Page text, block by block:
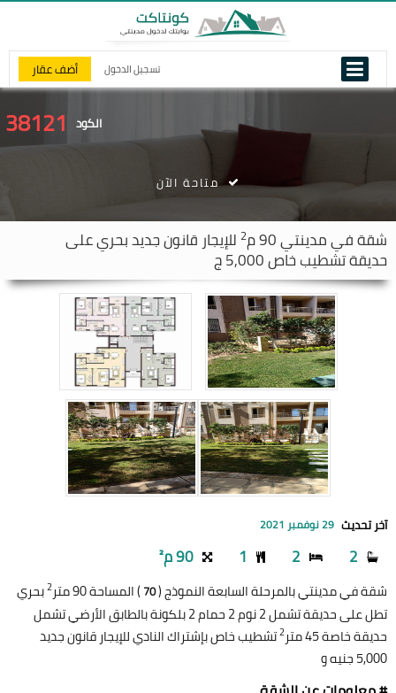
تسجيل الدخول أضف عقار
الكود 38121
شقة فيمدينتي 2 للإيجار قانون جديد بحري على
حديقة تشطيب خاص 5,000 ج
متاحة الآن
آخر تحديث 29 نوفمبر 2021
2
2
1 90 م²
شقة في مدينتي بالمرحلة السابعة النموذج (70) المساحة 90 متر 2بحري
تطل على حديقة تشمل 2 نوم 2 حمام 2 بلكونة بالطابق الأرضي تشمل
حديقة خاصة 45 متر
2تشطيب خاص بإشتراك النادي للإيجار قانون جديد
5,000 جنيه و